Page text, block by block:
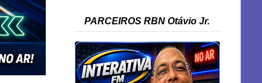
PARCEIROS RBN Otávio Jr.